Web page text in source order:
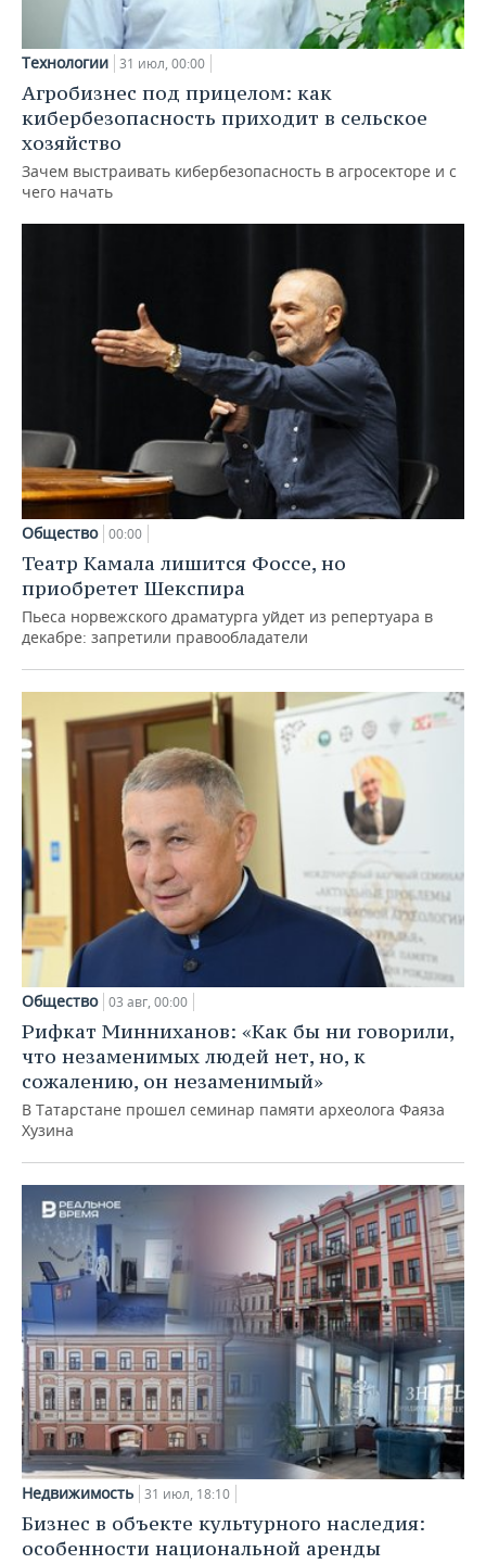
Технологии 31 июл, 00:00
Агробизнес под прицелом: как
кибербезопасность приходит в сельское
хозяйство
Зачем выстраивать кибербезопасность в агросекторе и с
чего начать
Общество 00:00
Театр Камала лишится Фоссе, но
приобретет Шекспира
Пьеса норвежского драматурга уйдет из репертуара в
декабре: запретили правообладатели
Общество 03 авг, 00:00
Рифкат Минниханов: «Как бы ни говорили,
что незаменимых людей нет, но, к
сожалению, он незаменимый»
В Татарстане прошел семинар памяти археолога Фаяза
Хузина
Недвижимость 31 июл, 18:10
Бизнес в объекте культурного наследия:
особенности национальной аренды